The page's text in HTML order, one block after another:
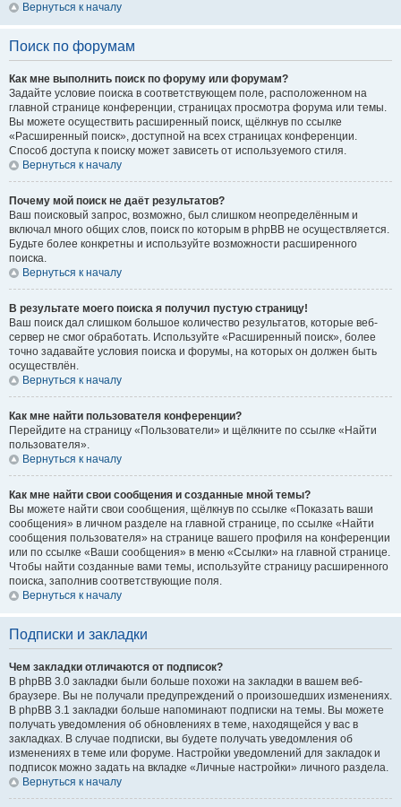
Вернуться к началу
Поиск по форумам
Как мне выполнить поиск по форуму или форумам?
Задайте условие поиска в соответствующем поле, расположенном на
главной странице конференции, страницах просмотра форума или темы.
Вы можете осуществить расширенный поиск, щёлкнув по ссылке
«Расширенный поиск», доступной на всех страницах конференции.
Способ доступа к поиску может зависеть от используемого стиля.
Вернуться к началу
Почему мой поиск не даёт результатов?
Ваш поисковый запрос, возможно, был слишком неопределённым и
включал много общих слов, поиск по которым в phpBB не осуществляется.
Будьте более конкретны и используйте возможности расширенного
поиска.
Вернуться к началу
В результате моего поиска я получил пустую страницу!
Ваш поиск дал слишком большое количество результатов, которые веб-
сервер не смог обработать. Используйте «Расширенный поиск», более
точно задавайте условия поиска и форумы, на которых он должен быть
осуществлён.
Вернуться к началу
Как мне найти пользователя конференции?
Перейдите на страницу «Пользователи» и щёлкните по ссылке «Найти
пользователя».
Вернуться к началу
Как мне найти свои сообщения и созданные мной темы?
Вы можете найти свои сообщения, щёлкнув по ссылке «Показать ваши
сообщения» в личном разделе на главной странице, по ссылке «Найти
сообщения пользователя» на странице вашего профиля на конференции
или по ссылке «Ваши сообщения» в меню «Ссылки» на главной странице.
Чтобы найти созданные вами темы, используйте страницу расширенного
поиска, заполнив соответствующие поля.
Вернуться к началу
Подписки и закладки
Чем закладки отличаются от подписок?
В phpBB 3.0 закладки были больше похожи на закладки в вашем веб-
браузере. Вы не получали предупреждений о произошедших изменениях.
В phpBB 3.1 закладки больше напоминают подписки на темы. Вы можете
получать уведомления об обновлениях в теме, находящейся у вас в
закладках. В случае подписки, вы будете получать уведомления об
изменениях в теме или форуме. Настройки уведомлений для закладок и
подписок можно задать на вкладке «Личные настройки» личного раздела.
Вернуться к началу